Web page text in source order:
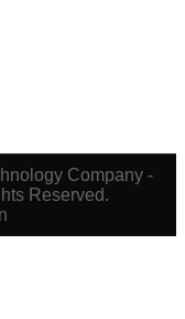
Company -
Reserved.